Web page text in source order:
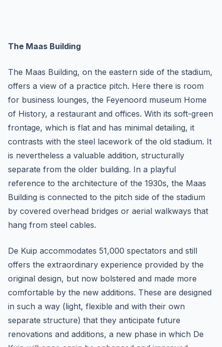
The Maas Building
The Maas Building, on the eastern side of the stadium,
offers a view of a practice pitch. Here there is room
for business lounges, the Feyenoord museum Home
of History, a restaurant and offices. With its soft-green
frontage, which is flat and has minimal detailing, it
contrasts with the steel lacework of the old stadium. It
is nevertheless a valuable addition, structurally
separate from the older building. In a playful
reference to the architecture of the 1930s, the Maas
Building is connected to the pitch side of the stadium
by covered overhead bridges or aerial walkways that
hang from steel cables.
De Kuip accommodates 51,000 spectators and still
offers the extraordinary experience provided by the
original design, but now bolstered and made more
comfortable by the new additions. These are designed
in such a way (light, flexible and with their own
separate structure) that they anticipate future
renovations and additions, a new phase in which De